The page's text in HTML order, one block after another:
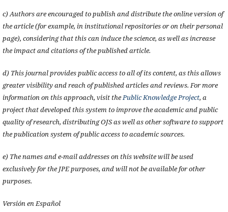
c) Authors are encouraged to publish and distribute the online version of
the article (for example, in institutional repositories or on their personal
page), considering that this can induce the science, as well as increase
the impact and citations of the published article.
d) This journal provides public access to all of its content, as this allows
greater visibility and reach of published articles and reviews. For more
information on this approach, visit thePublic Knowledge Project, a
project that developed this system to improve the academic and public
quality of research, distributing OJS as well as other software to support
the publication system of public access to academic sources.
e) The names and e-mail addresses on this website will be used
exclusively for the JPE purposes, and will not be available for other
purposes.
Versión en Español